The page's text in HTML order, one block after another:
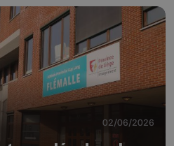
02/06/2026